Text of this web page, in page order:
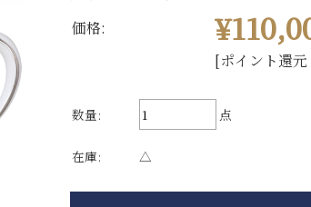
価格:
[ポイント還
数量: 点
在庫: △